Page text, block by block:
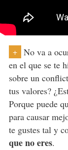
+
No va a
en el que se te
sobre un
tus valores?
Porque puede
para causar
te gustes tal y
que no eres.